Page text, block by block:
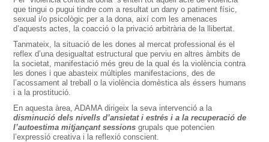
que tingui o pugui tindre com a resultat un dany o patiment físic,
sexual i/o psicològic per a la dona, així com les amenaces
d’aquests actes, la coacció o la privació arbitrària de la llibertat.
Tanmateix, la situació de les dones al mercat professional és el
reflex d’una desigualtat estructural que perviu en altres àmbits de
la societat, manifestació més greu de la qual és la violència contra
les dones i que abasteix múltiples manifestacions, des de
l’acossament al treball o la violència domèstica als éssers humans
i a la prostitució.
En aquesta àrea, ADAMA dirigeix la seva intervenció a la
disminució dels nivells d’ansietat i estrés i a la recuperació de
l’autoestima mitjançant sessions grupals que potencien
l’expressió creativa i la reflexió conscient.